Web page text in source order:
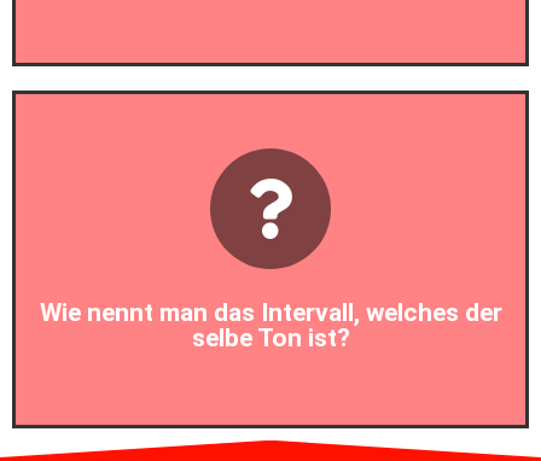
Wie nennt man das Intervall, welches der
selbe Ton ist?
Prim